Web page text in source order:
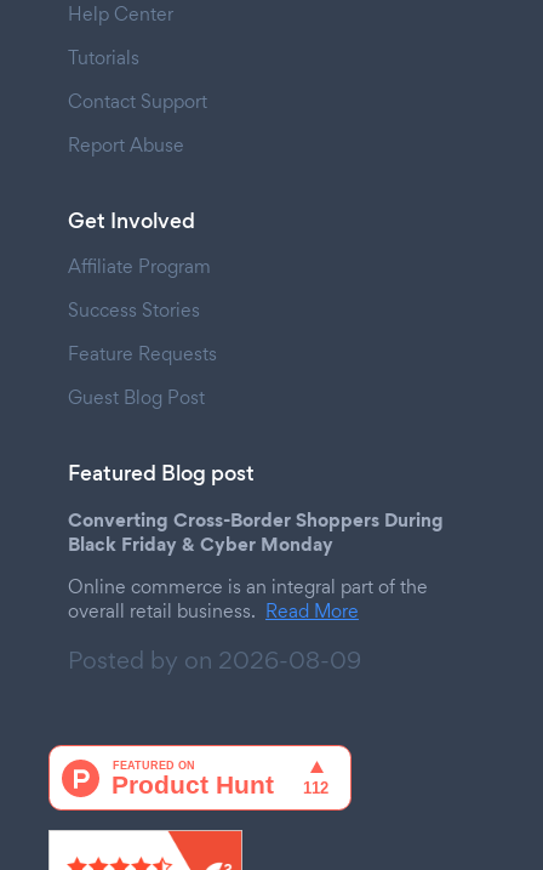
Help Center
Tutorials
Contact Support
Report Abuse
Get Involved
Affiliate Program
Success Stories
Feature Requests
Guest Blog Post
Featured Blog post
Converting Cross-Border Shoppers During
Black Friday & Cyber Monday
Online commerce is an integral part of the
overall retail business. Read More
Posted by on 2026-08-09